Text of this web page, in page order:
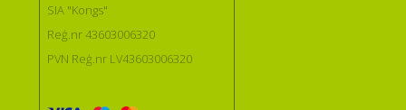
SIA "Kongs"
Reģ.nr 43603006320
PVN Reģ.nr LV43603006320